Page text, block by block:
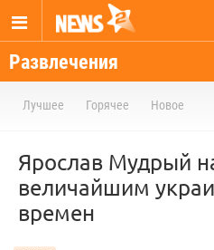
Развлечения
Лучшее Горячее Новое
Ярослав Мудрый
величайшим
времен